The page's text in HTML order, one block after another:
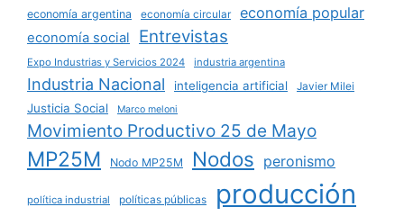
economía argentina economía circular economía popular
economía social Entrevistas
Expo Industrias y Servicios 2024 industria argentina
Industria Nacional inteligencia artificial Javier Milei
Justicia Social Marco meloni
Movimiento Productivo 25 de Mayo
MP25M Nodo MP25M Nodos peronismo
política industrial políticas públicas producción